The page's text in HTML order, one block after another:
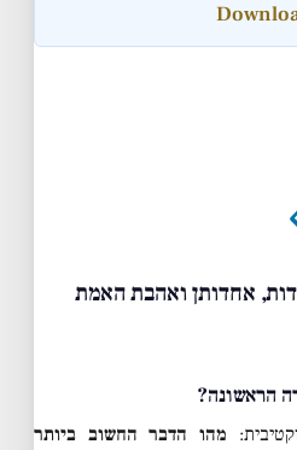
אחדותן ואהבת האמת
מהו הדבר החשוב ביותר